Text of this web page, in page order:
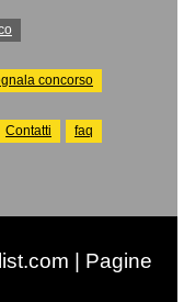
concorso
Contatti faq
| Pagine